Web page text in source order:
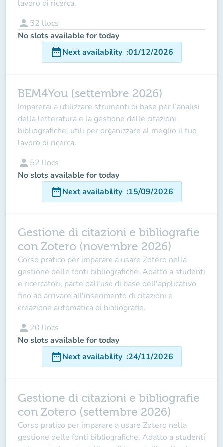
lavoro di ricerca.
person 52 llocs
No slots available for today
date_rangeNext availability :01/12/2026
BEM4You (settembre 2026)
Imparerai a utilizzare strumenti di base per l’analisi
della letteratura e la gestione delle citazioni
bibliografiche, utili per organizzare al meglio il tuo
lavoro di ricerca.
person 52 llocs
No slots available for today
date_rangeNext availability :15/09/2026
Gestione di citazioni e bibliografie
con Zotero (novembre 2026)
Corso pratico per imparare a usare Zotero nella
gestione delle fonti bibliografiche. Adatto a studenti
e ricercatori, parte dall'uso di base dell'applicativo
fino ad arrivare all'inserimento di citazioni e
creazione automatica di bibliografie.
person 20 llocs
No slots available for today
date_rangeNext availability :24/11/2026
Gestione di citazioni e bibliografie
con Zotero (settembre 2026)
Corso pratico per imparare a usare Zotero nella
gestione delle fonti bibliografiche. Adatto a studenti